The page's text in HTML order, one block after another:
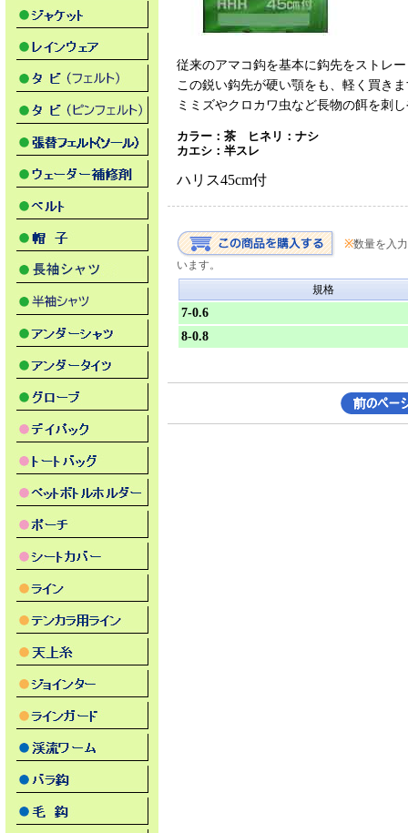
従来のアマコ鈎を基本に鈎先をストレ
この鋭い鈎先が硬い顎をも、軽く買き
ミミズやクロカワ虫など長物の餌を刺
カラー：茶 ヒネリ：ナシ
カエシ：半スレ
ハリス45cm付
※数量を入
います。
規格
7-0.6
8-0.8